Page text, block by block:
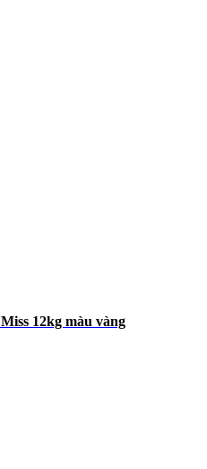
Bình gas COMPOSITE Miss 12kg màu vàng